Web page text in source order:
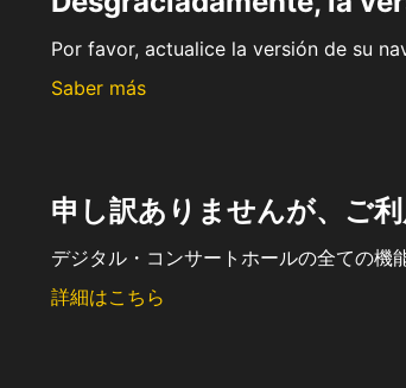
Por favor, actualice la versión de su
Saber más
申し訳ありませんが、ご
デジタル・コンサートホールの全ての機
詳細はこちら